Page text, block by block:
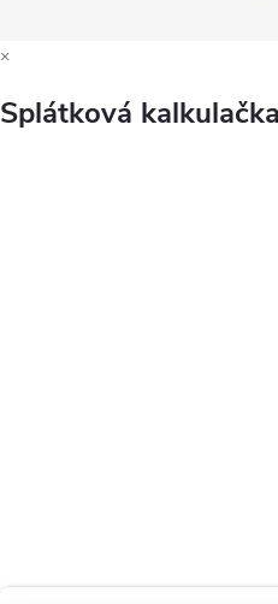
×
Splátková